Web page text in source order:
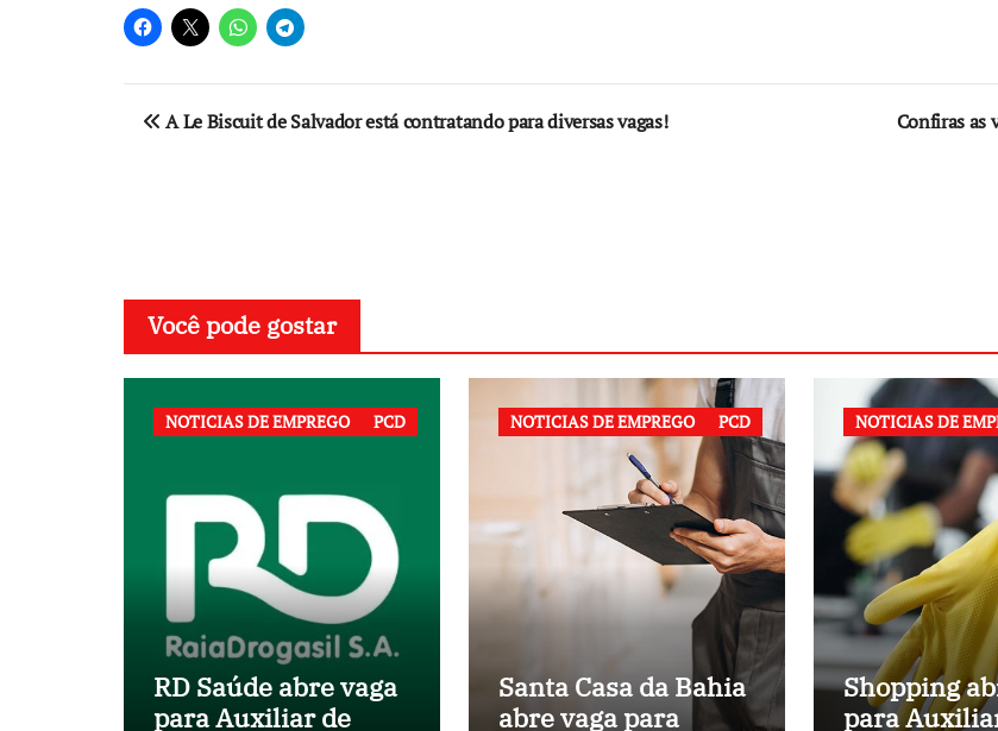
Navegação
A Le Biscuit de Salvador está contratando para diversas vagas! Confiras as
Você pode gostar
NOTICIAS DE EMPREGO PCD
RD Saúde abre vaga
para Auxiliar de
NOTICIAS DE EMPREGO PCD
Santa Casa da Bahia
abre vaga para
NOTICIAS DE
Shopping
para